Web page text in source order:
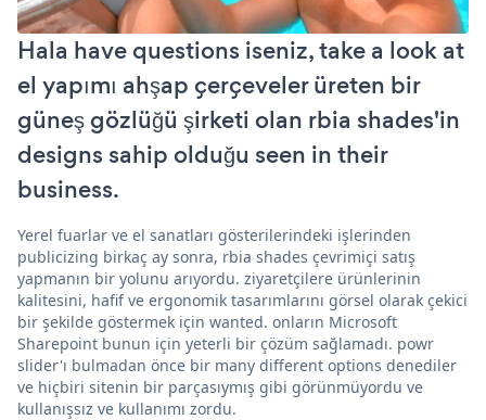
Hala have questions iseniz, take a look at
el yapımı ahşap çerçeveler üreten bir
güneş gözlüğü şirketi olan rbia shades'in
designs sahip olduğu seen in their
business.
Yerel fuarlar ve el sanatları gösterilerindeki işlerinden
publicizing birkaç ay sonra, rbia shades çevrimiçi satış
yapmanın bir yolunu arıyordu. ziyaretçilere ürünlerinin
kalitesini, hafif ve ergonomik tasarımlarını görsel olarak çekici
bir şekilde göstermek için wanted. onların Microsoft
Sharepoint bunun için yeterli bir çözüm sağlamadı. powr
slider'ı bulmadan önce bir many different options denediler
ve hiçbiri sitenin bir parçasıymış gibi görünmüyordu ve
kullanışsız ve kullanımı zordu.